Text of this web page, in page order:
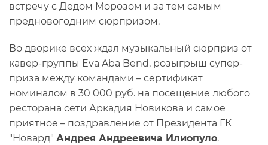
встречу с Дедом Морозом и за тем самым
предновогодним сюрпризом.
Во дворике всех ждал музыкальный сюрприз от
кавер-группы Eva Aba Bend, розыгрыш супер-
приза между командами – сертификат
номиналом в 30 000 руб. на посещение любого
ресторана сети Аркадия Новикова и самое
приятное – поздравление от Президента ГК
"Новард" Андрея Андреевича Илиопуло.